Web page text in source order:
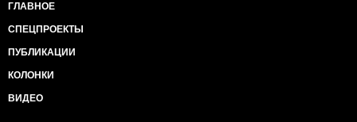
ГЛАВНОЕ
СПЕЦПРОЕКТЫ
ПУБЛИКАЦИИ
КОЛОНКИ
ВИДЕО